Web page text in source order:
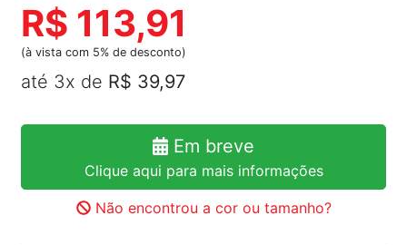
R$ 113,91
(à vista com 5% de desconto)
até 3x de R$ 39,97
Em breve
Clique aqui para mais informações
Não encontrou a cor ou tamanho?